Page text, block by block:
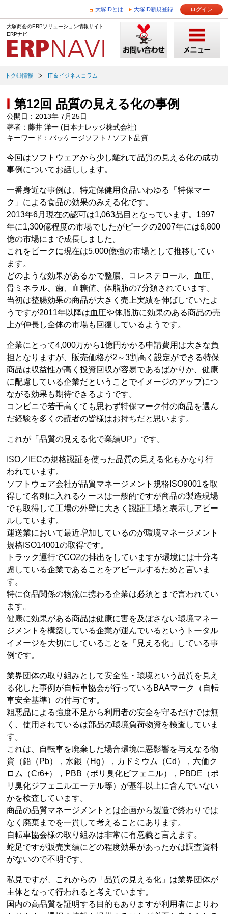
大塚IDとは 大塚ID新規登録 ログイン
大塚商会のERPソリューション情報サイト
ERPナビ
トク◎情報 IT＆ビジネスコラム
第12回 品質の見える化の事例
公開日：2013年 7月25日
著者：藤井 洋一 (日本ナレッジ株式会社)
キーワード：パッケージソフト / ソフト品質
今回はソフトウェアから少し離れて品質の見える化の成功
事例についてお話しします。
一番身近な事例は、特定保健用食品いわゆる「特保マー
ク」による食品の効果のみえる化です。
2013年6月現在の認可は1,063品目となっています。1997
年に1,300億程度の市場でしたがピークの2007年には6,800
億の市場にまで成長しました。
これをピークに現在は5,000億強の市場として推移してい
ます。
どのような効果があるかで整腸、コレステロール、血圧、
骨ミネラル、歯、血糖値、体脂肪の7分類されています。
当初は整腸効果の商品が大きく売上実績を伸ばしていたよ
うですが2011年以降は血圧や体脂肪に効果のある商品の売
上が伸長し全体の市場も回復しているようです。
企業にとって4,000万から1億円かかる申請費用は大きな負
担となりますが、販売価格が2～3割高く設定ができる特保
商品は収益性が高く投資回収が容易であるばかりか、健康
に配慮している企業だということでイメージのアップにつ
ながる効果も期待できるようです。
コンビニで若干高くても思わず特保マーク付の商品を選ん
だ経験を多くの読者の皆様はお持ちだと思います。
これが「品質の見える化で業績UP」です。
ISO／IECの規格認証を使った品質の見える化もかなり行
われています。
ソフトウェア会社が品質マネージメント規格ISO9001を取
得して名刺に入れるケースは一般的ですが商品の製造現場
でも取得して工場の外壁に大きく認証工場と表示しアピー
ルしています。
運送業において最近増加しているのが環境マネージメント
規格ISO14001の取得です。
トラック運行でCO2の排出をしていますが環境には十分考
慮している企業であることをアピールするためと言いま
す。
特に食品関係の物流に携わる企業は必須とまで言われてい
ます。
健康に効果がある商品は健康に害を及ぼさない環境マネー
ジメントを構築している企業が運んでいるというトータル
イメージを大切にしていることを「見える化」している事
例です。
業界団体の取り組みとして安全性・環境という品質を見え
る化した事例が自転車協会が行っているBAAマーク（自転
車安全基準）の付与です。
粗悪品による強度不足から利用者の安全を守るだけでは無
く、使用されているは部品の環境負荷物資を検査していま
す。
これは、自転車を廃棄した場合環境に悪影響を与えなる物
資（鉛（Pb），水銀（Hg），カドミウム（Cd），六価ク
ロム（Cr6+），PBB（ポリ臭化ビフェニル），PBDE（ポ
リ臭化ジフェニルエーテル等）が基準以上に含んでいない
かを検査しています。
商品の品質マネージメントとは企画から製造で終わりでは
なく廃棄までを一貫して考えることにあります。
自転車協会様の取り組みは非常に有意義と言えます。
蛇足ですが販売実績にどの程度効果があったかは調査資料
がないので不明です。
私見ですが、これからの「品質の見える化」は業界団体が
主体となって行われると考えています。
国内の高品質を証明する目的もありますが利用者によりわ